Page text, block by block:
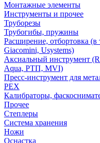
Монтажные элементы
Инструменты и прочее
Труборезы
Трубогибы, пружины
Расширение, отбортовка
Giacomini, Usystems)
Аксиальный инструмент
Aqua, РТП, MVI)
Пресс-инструмент для
PEX
Калибраторы,
Прочее
Степлеры
Система хранения
Ножи
Оснастка